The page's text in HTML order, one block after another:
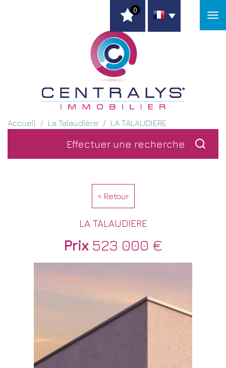
0
Accueil La Talaudière LA TALAUDIERE
Effectuer une recherche
< Retour
LA TALAUDIERE
Prix 523 000 €